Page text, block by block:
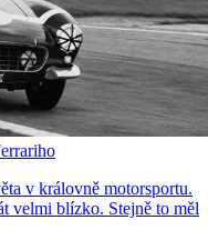
v královně motorsportu.
velmi blízko. Stejně to měl